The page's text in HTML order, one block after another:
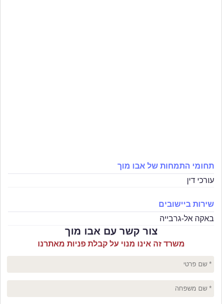
תחומי התמחות של אבו מוך
עורכי דין
שירות ביישובים
באקה אל-גרבייה
צור קשר עם אבו מוך
משרד זה אינו מנוי על קבלת פניות מאתרנו